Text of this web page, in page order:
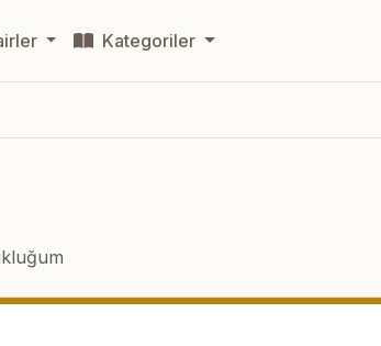
Kategoriler